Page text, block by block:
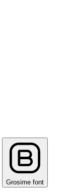
Grosime font